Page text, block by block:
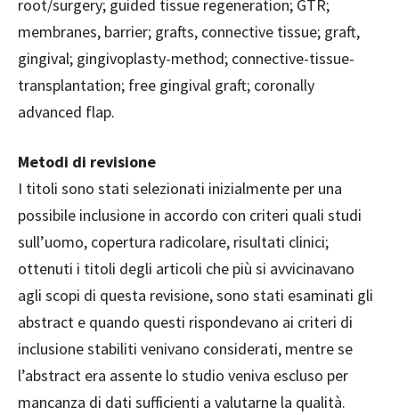
root/surgery; guided tissue regeneration; GTR;
membranes, barrier; grafts, connective tissue; graft,
gingival; gingivoplasty-method; connective-tissue-
transplantation; free gingival graft; coronally
advanced flap.
Metodi di revisione
I titoli sono stati selezionati inizialmente per una
possibile inclusione in accordo con criteri quali studi
sull’uomo, copertura radicolare, risultati clinici;
ottenuti i titoli degli articoli che più si avvicinavano
agli scopi di questa revisione, sono stati esaminati gli
abstract e quando questi rispondevano ai criteri di
inclusione stabiliti venivano considerati, mentre se
l’abstract era assente lo studio veniva escluso per
mancanza di dati sufficienti a valutarne la qualità.